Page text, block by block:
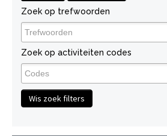
Zoek op trefwoorden
Zoek op activiteiten codes
Wis zoek filters